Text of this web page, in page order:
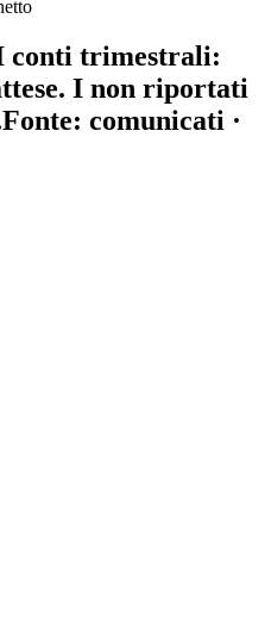
conti trimestrali:
I non riportati
Fonte: comunicati ·